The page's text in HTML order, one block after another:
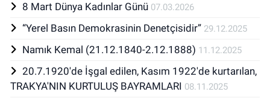
8 Mart Dünya Kadınlar Günü 07.03.2026
“Yerel Basın Demokrasinin Denetçisidir” 29.12.2025
Namık Kemal (21.12.1840-2.12.1888) 11.12.2025
20.7.1920'de İşgal edilen, Kasım 1922'de kurtarılan,
TRAKYA'NIN KURTULUŞ BAYRAMLARI 08.11.2025